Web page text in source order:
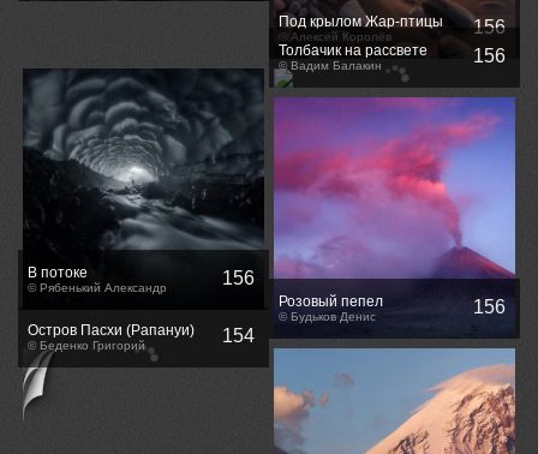
Под крылом Жар-птицы
© Алексей Королёв 156
В потоке
© Рябенький Александр 156
Толбачик на рассвете
© Вадим Балакин 156
Розовый пепел
© Будьков Денис 156
Остров Пасхи (Рапануи)
© Беденко Григорий 154